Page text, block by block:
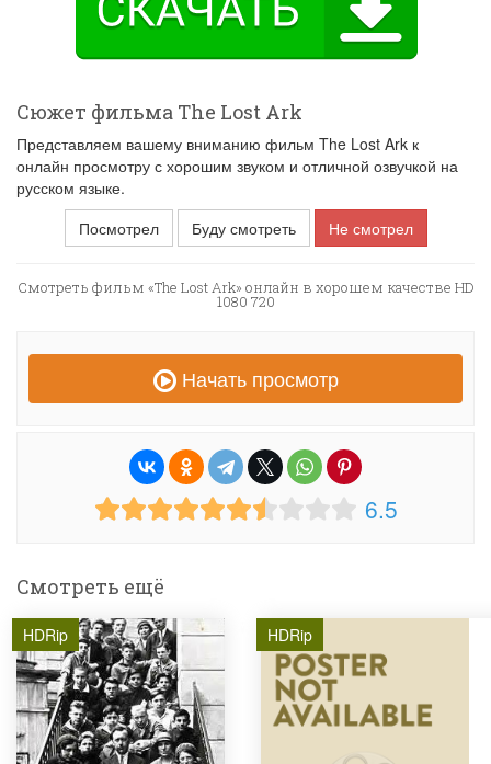
Сюжет фильма The Lost Ark
Представляем вашему вниманию фильм The Lost Ark к
онлайн просмотру с хорошим звуком и отличной озвучкой на
русском языке.
Посмотрел
Буду смотреть Не смотрел
Смотреть фильм «The Lost Ark» онлайн в хорошем качестве HD
1080 720
Начать просмотр
6.5
Смотреть ещё
HDRip HDRip